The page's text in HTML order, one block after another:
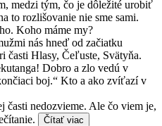
medzi tým, čo je dôležité urobiť
to rozlišovanie nie sme sami.
Koho máme my?
nás hneď od začiatku
časti Hlasy, Čeľuste, Svätyňa.
Dobro a zlo vedú v
boj.“ Kto a ako zvíťazí v
časti nedozvieme. Ale čo viem je,
Čítať viac